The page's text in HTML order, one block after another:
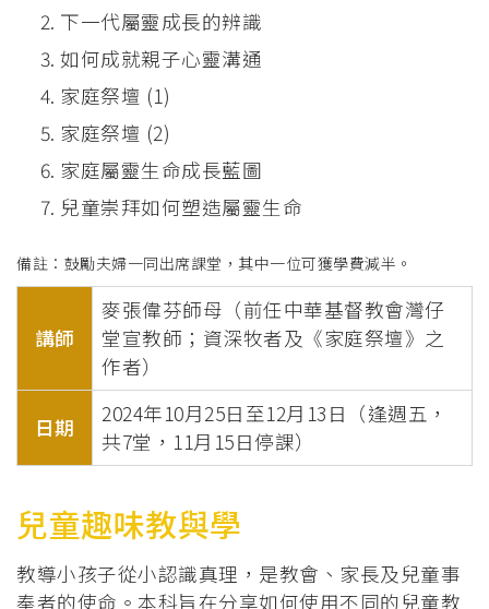
下一代屬靈成長的辨識
如何成就親子心靈溝通
家庭祭壇 (1)
家庭祭壇 (2)
家庭屬靈生命成長藍圖
兒童崇拜如何塑造屬靈生命
備註：鼓勵夫婦一同出席課堂，其中一位可獲學費減半。
講師
麥張偉芬師母（前任中華基督教會灣仔
堂宣教師；資深牧者及《家庭祭壇》之
作者）
日期
2024年10月25日至12月13日（逢週五，
共7堂，11月15日停課）
兒童趣味教與學
教導小孩子從小認識真理，是教會、家長及兒童事
奉者的使命。本科旨在分享如何使用不同的兒童教